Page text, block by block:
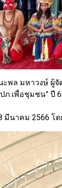
พล มหาวงษ์ ผู้
ปภ.เพื่อชุมชน”
มีนาคม 2566 โ